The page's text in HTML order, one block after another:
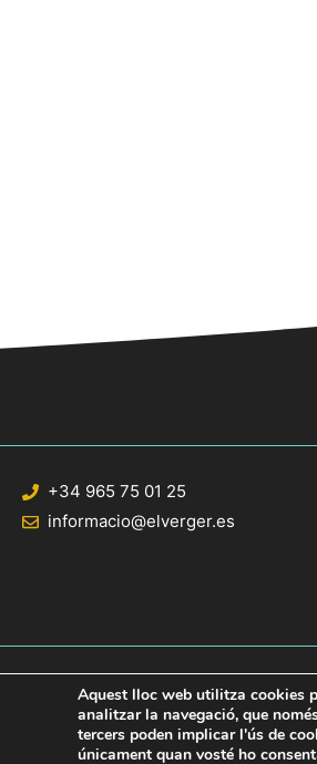
+34 965 75 01 25
informacio@elverger.es
© 2020 Web desarrollada por el Servicio de
Aquest lloc web utilitza cookies
analitzar la navegació, que
tercers poden implicar l'ús de
únicament quan vosté ho